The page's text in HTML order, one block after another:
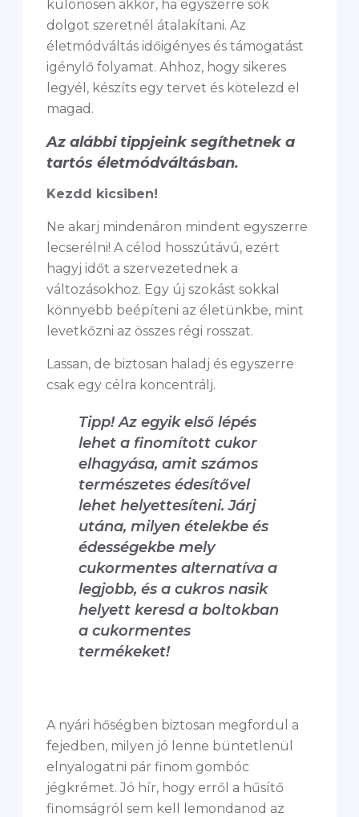
különösen akkor, ha egyszerre sok
dolgot szeretnél átalakítani. Az
életmódváltás időigényes és támogatást
igénylő folyamat. Ahhoz, hogy sikeres
legyél, készíts egy tervet és kötelezd el
magad.
Az alábbi tippjeink segíthetnek a
tartós életmódváltásban.
Kezdd kicsiben!
Ne akarj mindenáron mindent egyszerre
lecserélni! A célod hosszútávú, ezért
hagyj időt a szervezetednek a
változásokhoz. Egy új szokást sokkal
könnyebb beépíteni az életünkbe, mint
levetkőzni az összes régi rosszat.
Lassan, de biztosan haladj és egyszerre
csak egy célra koncentrálj.
Tipp! Az egyik első lépés
lehet a finomított cukor
elhagyása, amit számos
természetes édesítővel
lehet helyettesíteni. Járj
utána, milyen ételekbe és
édességekbe mely
cukormentes alternatíva a
legjobb, és a cukros nasik
helyett keresd a boltokban
a cukormentes
termékeket!
A nyári hőségben biztosan megfordul a
fejedben, milyen jó lenne büntetlenül
elnyalogatni pár finom gombóc
jégkrémet. Jó hír, hogy erről a hűsítő
finomságról sem kell lemondanod az